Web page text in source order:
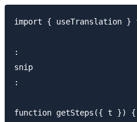
import { useTranslation }
:
snip
:
function getSteps({ t }) {